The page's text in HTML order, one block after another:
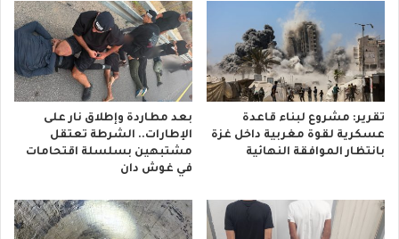
تقرير: مشروع لبناء قاعدة
عسكرية لقوة مغربية داخل غزة
بانتظار الموافقة النهائية
بعد مطاردة وإطلاق نار على
الإطارات.. الشرطة تعتقل
مشتبهين بسلسلة اقتحامات
في غوش دان